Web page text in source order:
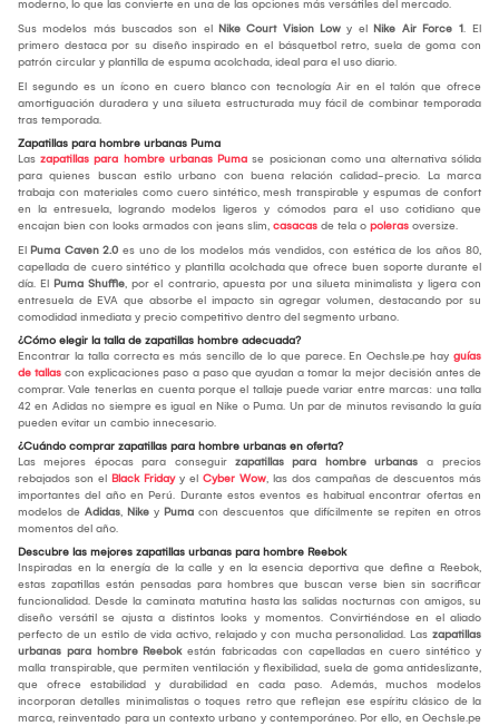
moderno, lo que las convierte en una de las opciones más versátiles del mercado.
Sus modelos más buscados son el Nike Court Vision Low y el Nike Air Force 1. El
primero destaca por su diseño inspirado en el básquetbol retro, suela de goma con
patrón circular y plantilla de espuma acolchada, ideal para el uso diario.
El segundo es un ícono en cuero blanco con tecnología Air en el talón que ofrece
amortiguación duradera y una silueta estructurada muy fácil de combinar temporada
tras temporada.
Zapatillas para hombre urbanas Puma
Las zapatillas para hombre urbanas Puma se posicionan como una alternativa sólida
para quienes buscan estilo urbano con buena relación calidad-precio. La marca
trabaja con materiales como cuero sintético, mesh transpirable y espumas de confort
en la entresuela, logrando modelos ligeros y cómodos para el uso cotidiano que
encajan bien con looks armados con jeans slim, casacas de tela o poleras oversize.
El Puma Caven 2.0 es uno de los modelos más vendidos, con estética de los años 80,
capellada de cuero sintético y plantilla acolchada que ofrece buen soporte durante el
día. El Puma Shuffle, por el contrario, apuesta por una silueta minimalista y ligera con
entresuela de EVA que absorbe el impacto sin agregar volumen, destacando por su
comodidad inmediata y precio competitivo dentro del segmento urbano.
¿Cómo elegir la talla de zapatillas hombre adecuada?
Encontrar la talla correcta es más sencillo de lo que parece. En Oechsle.pe hay guías
de tallas con explicaciones paso a paso que ayudan a tomar la mejor decisión antes de
comprar. Vale tenerlas en cuenta porque el tallaje puede variar entre marcas: una talla
42 en Adidas no siempre es igual en Nike o Puma. Un par de minutos revisando la guía
pueden evitar un cambio innecesario.
¿Cuándo comprar zapatillas para hombre urbanas en oferta?
Las mejores épocas para conseguir zapatillas para hombre urbanas a precios
rebajados son el Black Fridayy el Cyber Wow, las dos campañas de descuentos más
importantes del año en Perú. Durante estos eventos es habitual encontrar ofertas en
modelos de Adidas, Nike y Puma con descuentos que difícilmente se repiten en otros
momentos del año.
Descubre las mejores zapatillas urbanas para hombre Reebok
Inspiradas en la energía de la calle y en la esencia deportiva que define a Reebok,
estas zapatillas están pensadas para hombres que buscan verse bien sin sacrificar
funcionalidad. Desde la caminata matutina hasta las salidas nocturnas con amigos, su
diseño versátil se ajusta a distintos looks y momentos. Convirtiéndose en el aliado
perfecto de un estilo de vida activo, relajado y con mucha personalidad. Las zapatillas
urbanas para hombre Reebok están fabricadas con capelladas en cuero sintético y
malla transpirable, que permiten ventilación y flexibilidad, suela de goma antideslizante,
que ofrece estabilidad y durabilidad en cada paso. Además, muchos modelos
incorporan detalles minimalistas o toques retro que reflejan ese espíritu clásico de la
marca, reinventado para un contexto urbano y contemporáneo. Por ello, en Oechsle.pe